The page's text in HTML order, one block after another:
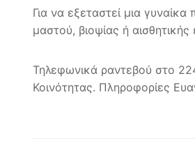
Για να εξεταστεί μια
μαστού, βιοψίας ή
Τηλεφωνικά ραντεβού στο
Κοινότητας. Πληροφορίες